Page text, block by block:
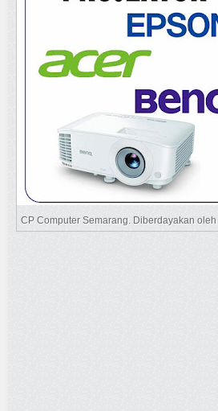
CP Computer Semarang. Diberdayakan oleh